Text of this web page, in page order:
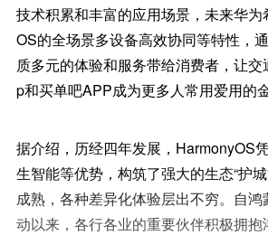
技术积累和丰富的应用场景，未来华
OS的全场景多设备高效协同等特性，
质多元的体验和服务带给消费者，让
p和买单吧APP成为更多人常用爱用的金
据介绍，历经四年发展，HarmonyOS
生智能等优势，构筑了强大的生态“护
成熟，各种差异化体验层出不穷。自
动以来，各行各业的重要伙伴积极拥抱